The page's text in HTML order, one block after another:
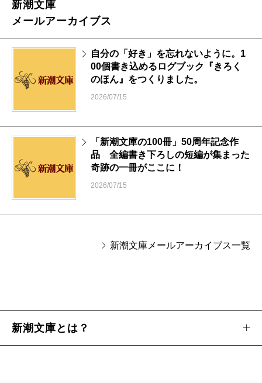
新潮文庫
メールアーカイブス
自分の「好き」を忘れないように。1
00個書き込めるログブック『きろく
のほん』をつくりました。
2026/07/15
「新潮文庫の100冊」50周年記念作
品 全編書き下ろしの短編が集まった
奇跡の一冊がここに！
2026/07/15
新潮文庫メールアーカイブス一覧
新潮文庫とは？